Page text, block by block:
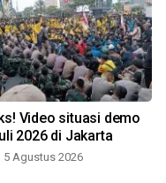
Video situasi demo
2026 di Jakarta
5 Agustus 2026